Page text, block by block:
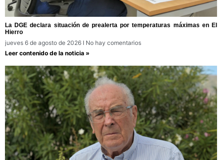
La DGE declara situación de prealerta por temperaturas máximas en El
Hierro
jueves 6 de agosto de 2026
No hay comentarios
Leer contenido de la noticia »